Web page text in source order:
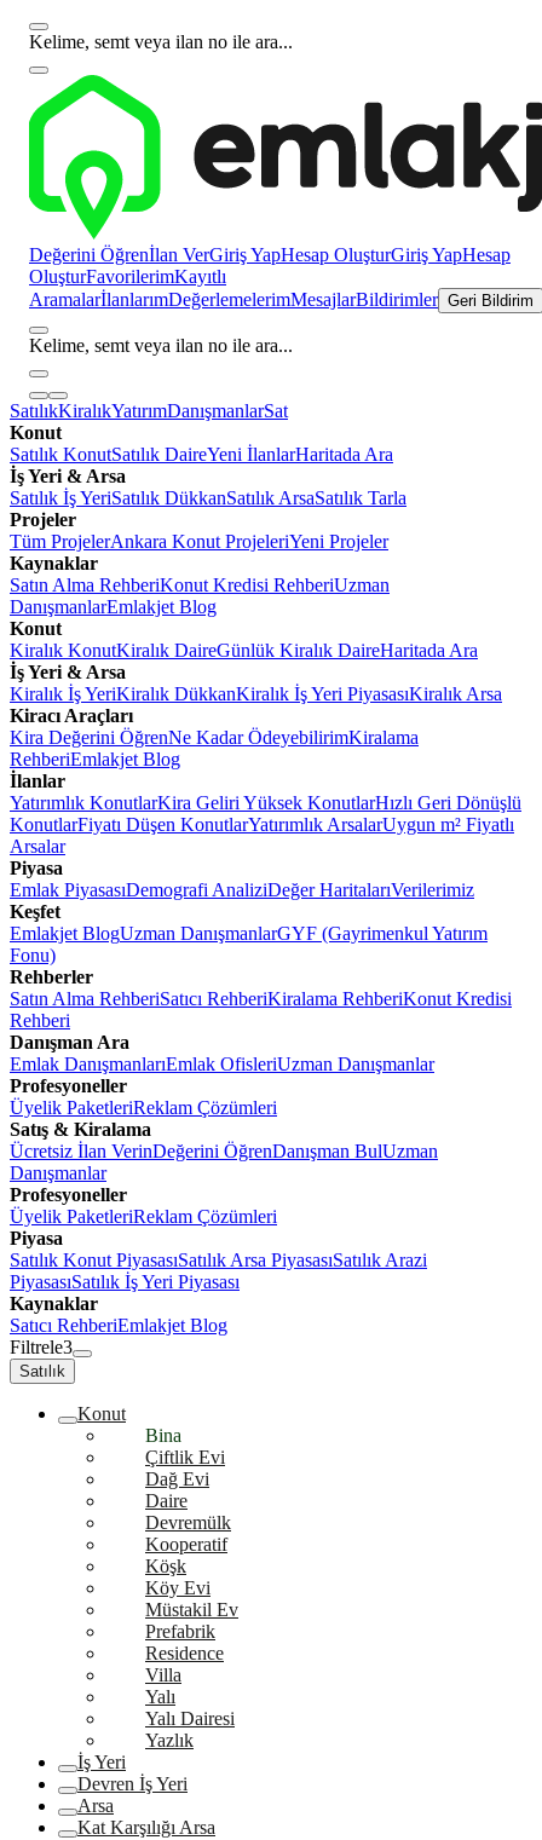
Kelime, semt veya ilan no ile ara...
Değerini Öğrenİlan VerGiriş YapHesap OluşturGiriş YapHesap
OluşturFavorilerimKayıtlı
AramalarİlanlarımDeğerlemelerimMesajlarBildirimler Geri Bildirim
Kelime, semt veya ilan no ile ara...
SatılıkKiralıkYatırımDanışmanlarSat
Konut
Satılık KonutSatılık DaireYeni İlanlarHaritada Ara
İş Yeri & Arsa
Satılık İş YeriSatılık DükkanSatılık ArsaSatılık Tarla
Projeler
Tüm ProjelerAnkara Konut ProjeleriYeni Projeler
Kaynaklar
Satın Alma RehberiKonut Kredisi RehberiUzman
DanışmanlarEmlakjet Blog
Konut
Kiralık KonutKiralık DaireGünlük Kiralık DaireHaritada Ara
İş Yeri & Arsa
Kiralık İş YeriKiralık DükkanKiralık İş Yeri PiyasasıKiralık Arsa
Kiracı Araçları
Kira Değerini ÖğrenNe Kadar ÖdeyebilirimKiralama
RehberiEmlakjet Blog
İlanlar
Yatırımlık KonutlarKira Geliri Yüksek KonutlarHızlı Geri Dönüşlü
KonutlarFiyatı Düşen KonutlarYatırımlık ArsalarUygun m² Fiyatlı
Arsalar
Piyasa
Emlak PiyasasıDemografi AnaliziDeğer HaritalarıVerilerimiz
Keşfet
Emlakjet BlogUzman DanışmanlarGYF (Gayrimenkul Yatırım
Fonu)
Rehberler
Satın Alma RehberiSatıcı RehberiKiralama RehberiKonut Kredisi
Rehberi
Danışman Ara
Emlak DanışmanlarıEmlak OfisleriUzman Danışmanlar
Profesyoneller
Üyelik PaketleriReklam Çözümleri
Satış & Kiralama
Ücretsiz İlan VerinDeğerini ÖğrenDanışman BulUzman
Danışmanlar
Profesyoneller
Üyelik PaketleriReklam Çözümleri
Piyasa
Satılık Konut PiyasasıSatılık Arsa PiyasasıSatılık Arazi
PiyasasıSatılık İş Yeri Piyasası
Kaynaklar
Satıcı RehberiEmlakjet Blog
Filtrele3
Satılık
Konut
Bina
Çiftlik Evi
Dağ Evi
Daire
Devremülk
Kooperatif
Köşk
Köy Evi
Müstakil Ev
Prefabrik
Residence
Villa
Yalı
Yalı Dairesi
Yazlık
İş Yeri
Devren İş Yeri
Arsa
Kat Karşılığı Arsa